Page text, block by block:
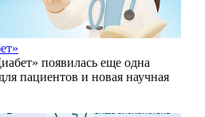
появилась еще одна
пациентов и новая научная